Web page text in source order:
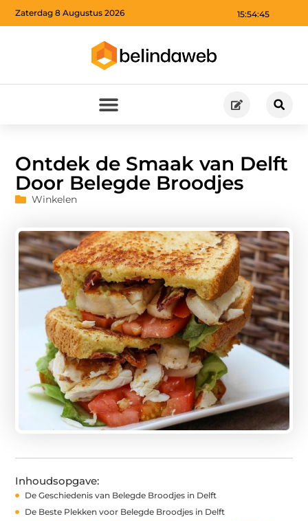
15:54:46
Zaterdag 8 Augustus 2026
Ontdek de Smaak van Delft
Door Belegde Broodjes
Winkelen
Inhoudsopgave:
De Geschiedenis van Belegde Broodjes in Delft
De Beste Plekken voor Belegde Broodjes in Delft